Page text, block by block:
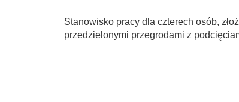
Stanowisko pracy dla czterech osób,
przedzielonymi przegrodami z